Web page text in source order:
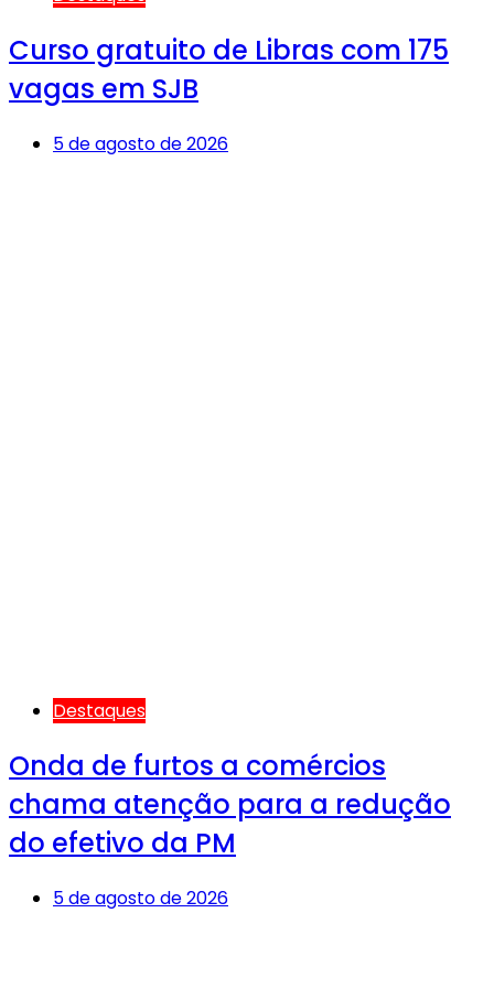
Curso gratuito de Libras com 175
vagas em SJB
5 de agosto de 2026
Destaques
Onda de furtos a comércios
chama atenção para a redução
do efetivo da PM
5 de agosto de 2026